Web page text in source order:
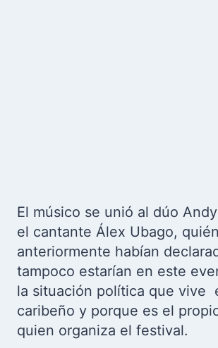
El músico se unió al dúo
el cantante Álex Ubago,
anteriormente habían
tampoco estarían en este
la situación política que vive
caribeño y porque es el
quien organiza el festival.